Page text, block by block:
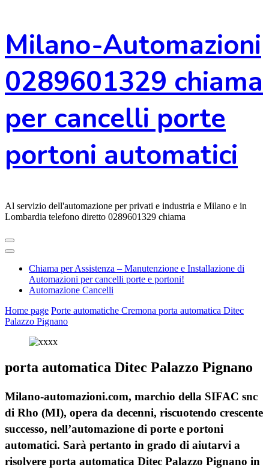
al
contenuto
Milano-Automazioni
0289601329 chiama
per cancelli porte
portoni automatici
Al servizio dell'automazione per privati e industria e Milano e in
Lombardia telefono diretto 0289601329 chiama
Chiama per Assistenza – Manutenzione e Installazione di
Automazioni per cancelli porte e portoni!
Automazione Cancelli
Home page Porte automatiche Cremona porta automatica Ditec
Palazzo Pignano
porta automatica Ditec Palazzo Pignano
Milano-automazioni.com, marchio della SIFAC snc
di Rho (MI), opera da decenni, riscuotendo crescente
successo, nell’automazione di porte e portoni
automatici. Sarà pertanto in grado di aiutarvi a
risolvere porta automatica Ditec Palazzo Pignano in